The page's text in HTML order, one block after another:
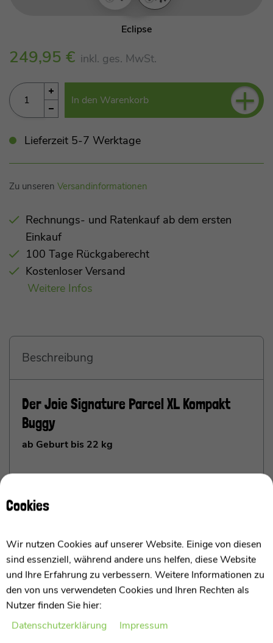
Eclipse
249,95 € inkl. ges. MwSt.
In den Warenkorb +
Lieferzeit 5-7 Werktage
Zu unseren Versandinformationen
Rechnungs- und Ratenkauf ab dem ersten
Einkauf
100 Tage Rückgaberecht
Kostenloser Versand
Weitere Infos
Beschreibung
Der Joie Signature Parcel XL Kompakt
Buggy
ab Geburt bis 22 kg
Ausflüge mit Eurem Kind!
Gewicht von nur 7,7 kg bin ich ein echtes
Leichtgewicht, das Ihr mühelos überallhin
mitnehmen könnt. Trotz meiner kompakten Größe
habe ich eine robuste Konstruktion, die Stabilität und
Langlebigkeit garantiert – ich bin bereit für jedes
Abenteuer!
mehr anzeigen
Cookies
Wir nutzen Cookies auf unserer Website. Einige von diesen
sind essenziell, während andere uns helfen, diese Website
und Ihre Erfahrung zu verbessern. Weitere Informationen zu
den von uns verwendeten Cookies und Ihren Rechten als
Nutzer finden Sie hier:
Daten­schutz­erklärung
Impressum